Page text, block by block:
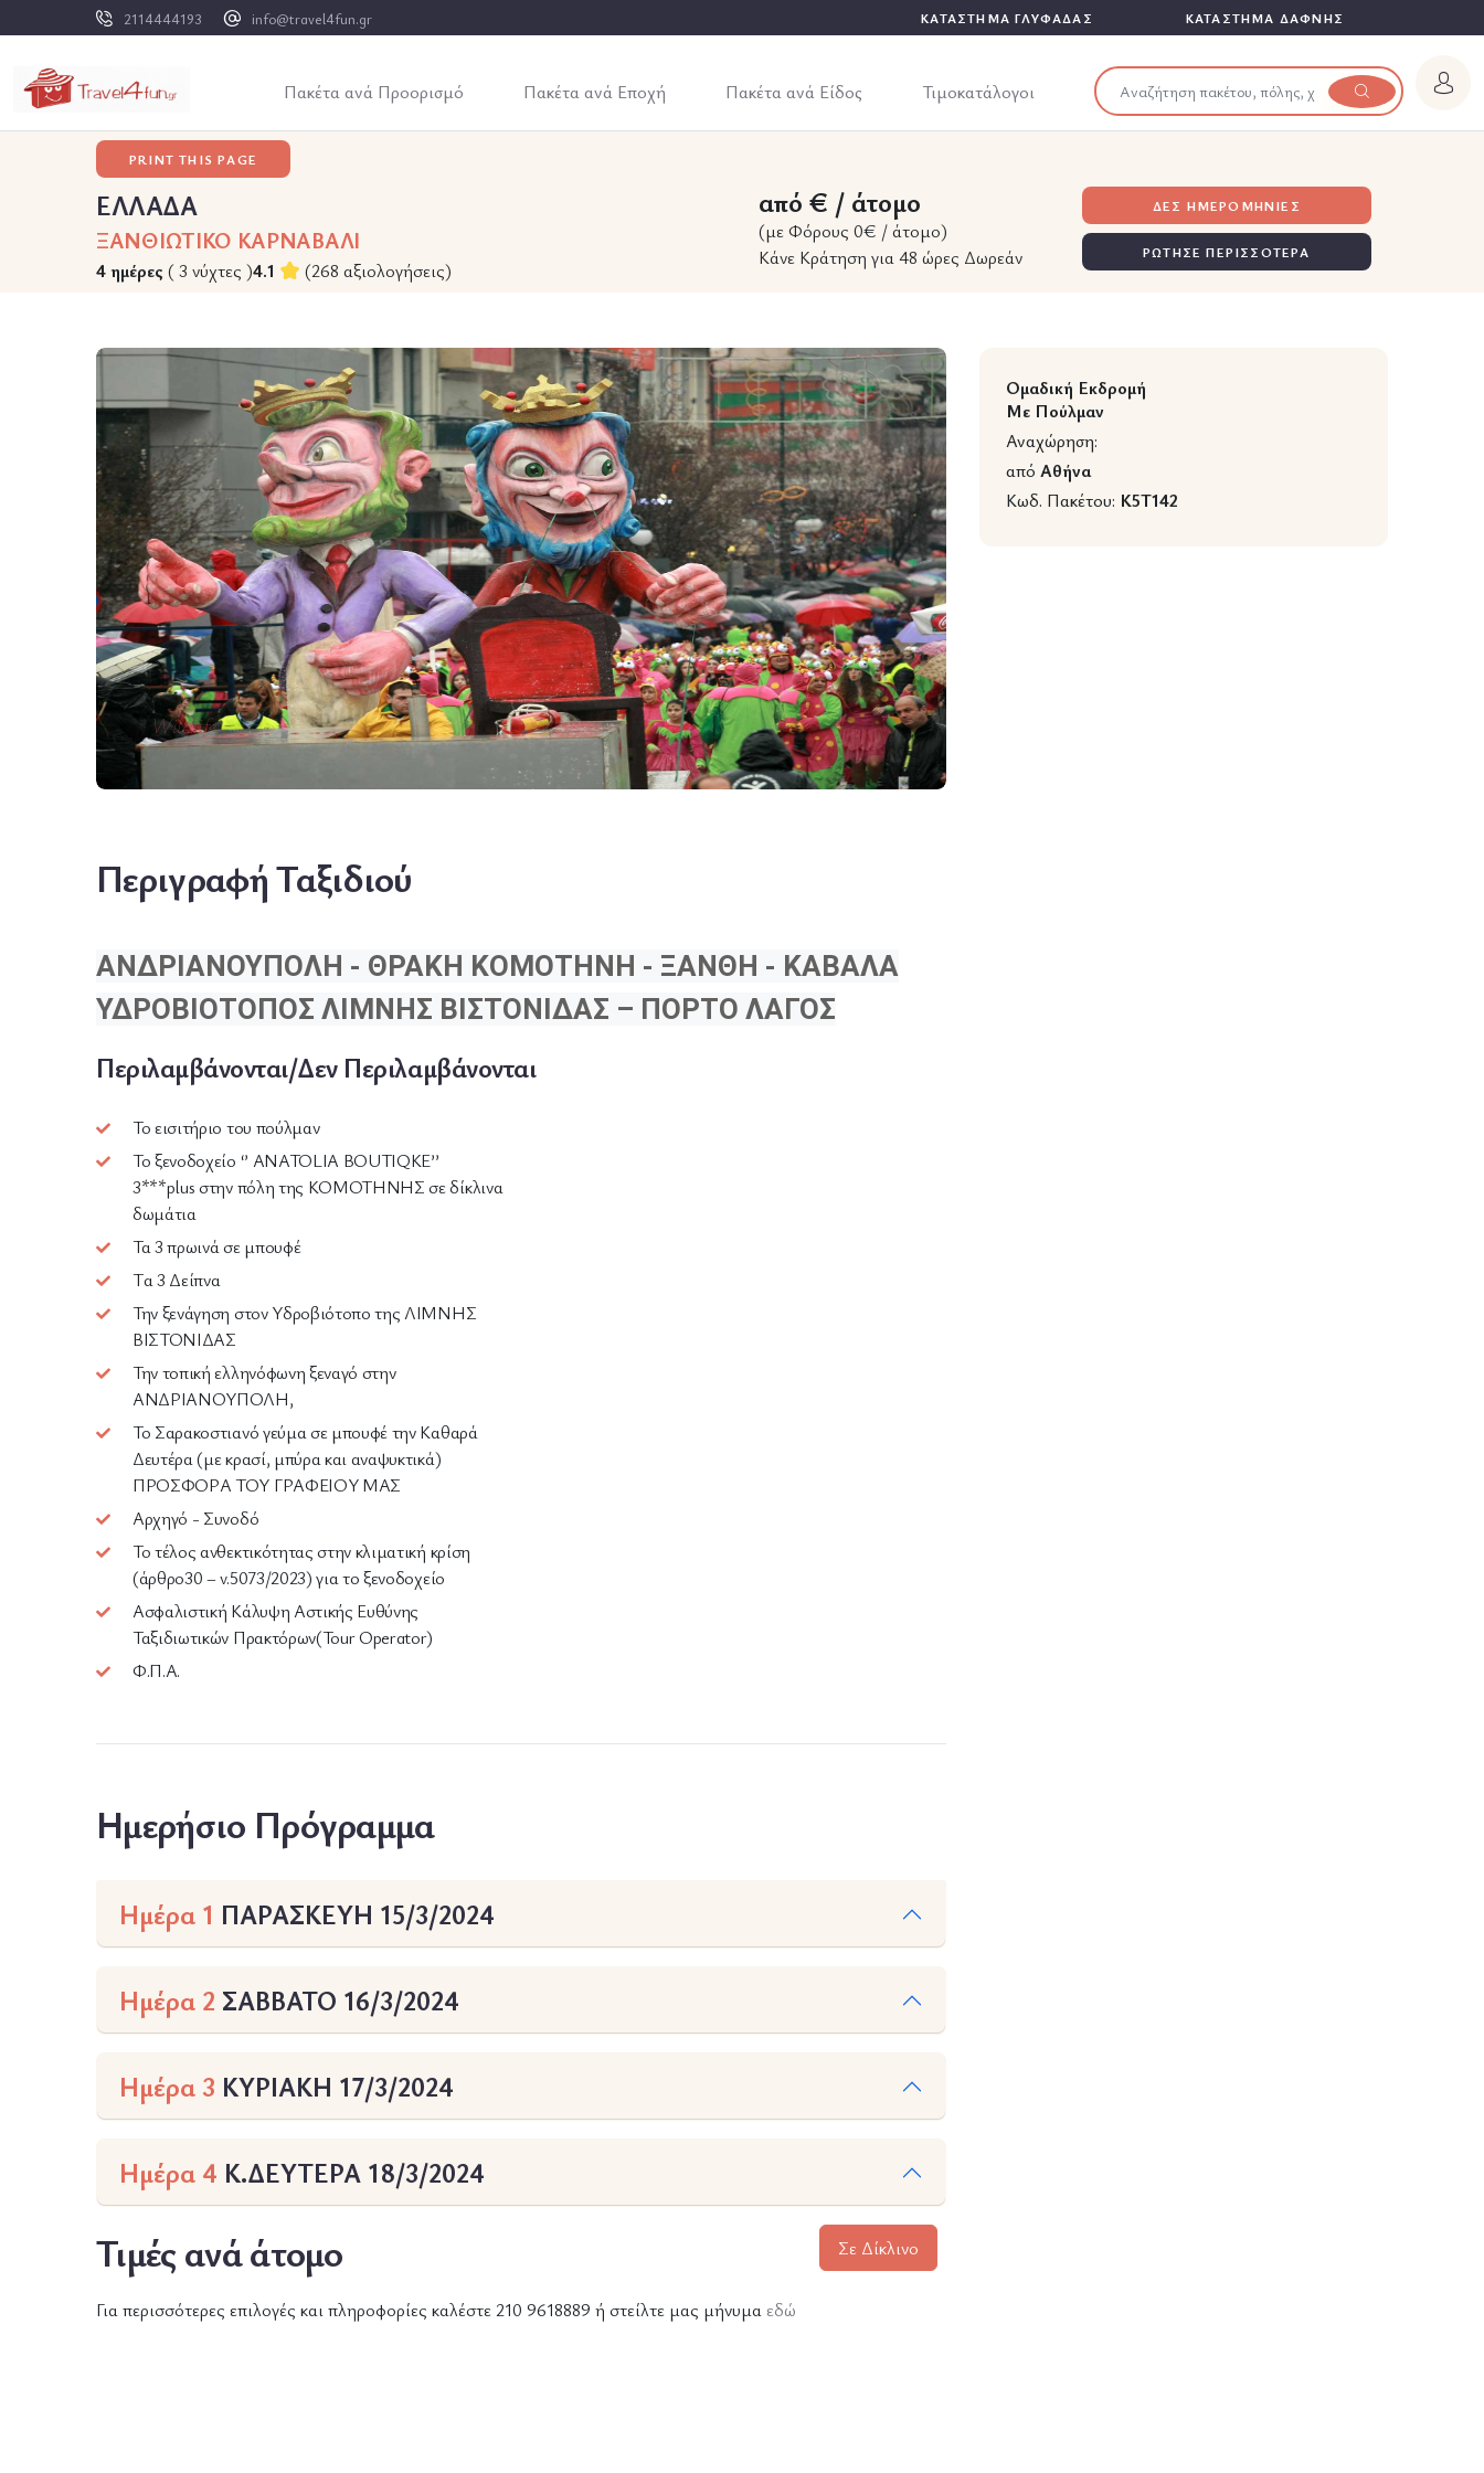
2114444193 info@travel4fun.gr ΚΑΤΑΣΤΗΜΑ ΓΛΥΦΑΔΑΣ ΚΑΤΑΣΤΗΜΑ ΔΑΦΝΗΣ
Πακέτα ανά Προορισμό Πακέτα ανά Εποχή Πακέτα ανά Είδος Τιμοκατάλογοι
PRINT THIS PAGE
ΕΛΛΑΔΑ
ΞΑΝΘΙΩΤΙΚΟ ΚΑΡΝΑΒΑΛΙ
4 ημέρες ( 3 νύχτες )4.1 (268 αξιολογήσεις)
από € / άτομο
(με Φόρους 0€ / άτομο)
Κάνε Κράτηση για 48 ώρες Δωρεάν
ΔΕΣ ΗΜΕΡΟΜΗΝΙΕΣ
ΡΩΤΗΣΕ ΠΕΡΙΣΣΟΤΕΡΑ
Wildlife
Ομαδική Εκδρομή
Με Πούλμαν
Αναχώρηση:
από Αθήνα
Κωδ. Πακέτου: K5T142
Περιγραφή Ταξιδιού
ΑΝΔΡΙΑΝΟΥΠΟΛΗ - ΘΡΑΚΗ ΚΟΜΟΤΗΝΗ - ΞΑΝΘΗ - ΚΑΒΑΛΑ
ΥΔΡΟΒΙΟΤΟΠΟΣ ΛΙΜΝΗΣ ΒΙΣΤΟΝΙΔΑΣ – ΠΟΡΤΟ ΛΑΓΟΣ
Περιλαμβάνονται/Δεν Περιλαμβάνονται
Το εισιτήριο του πούλμαν
Το ξενοδοχείο ‘’ ΑΝΑΤΟLIA BOUTIQKE’’
3***plus στην πόλη της ΚΟΜΟΤΗΝΗΣ σε δίκλινα
δωμάτια
Τα 3 πρωινά σε μπουφέ
Tα 3 Δείπνα
Την ξενάγηση στον Υδροβιότοπο της ΛΙΜΝΗΣ
ΒΙΣΤΟΝΙΔΑΣ
Την τοπική ελληνόφωνη ξεναγό στην
ΑΝΔΡΙΑΝΟΥΠΟΛΗ,
Το Σαρακοστιανό γεύμα σε μπουφέ την Καθαρά
Δευτέρα (με κρασί, μπύρα και αναψυκτικά)
ΠΡΟΣΦΟΡΑ ΤΟΥ ΓΡΑΦΕΙΟΥ ΜΑΣ
Αρχηγό - Συνοδό
Το τέλος ανθεκτικότητας στην κλιματική κρίση
(άρθρο30 – v.5073/2023) για το ξενοδοχείο
Ασφαλιστική Κάλυψη Αστικής Ευθύνης
Ταξιδιωτικών Πρακτόρων(Tour Operator)
Φ.Π.Α.
Ημερήσιο Πρόγραμμα
Ημέρα 1 ΠΑΡΑΣΚΕΥΗ 15/3/2024
Ημέρα 2 ΣΑΒΒΑΤΟ 16/3/2024
Ημέρα 3 ΚΥΡΙΑΚΗ 17/3/2024
Ημέρα 4 Κ.ΔΕΥΤΕΡΑ 18/3/2024
Τιμές ανά άτομο Σε Δίκλινο
Για περισσότερες επιλογές και πληροφορίες καλέστε 210 9618889 ή στείλτε μας μήνυμα εδώ